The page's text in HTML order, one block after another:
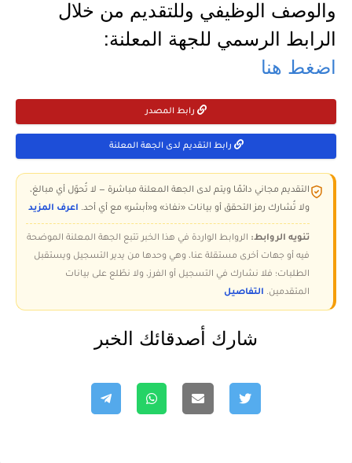
والوصف الوظيفي وللتقديم من خلال
الرابط الرسمي للجهة المعلنة:
اضغط هنا
رابط المصدر
رابط التقديم لدى الجهة المعلنة
التقديم مجاني دائمًا ويتم لدى الجهة المعلنة مباشرة — لا تُحوّل أي مبالغ،
ولا تُشارك رمز التحقق أو بيانات «نفاذ» و«أبشر» مع أي أحد. اعرف المزيد
تنويه الروابط: الروابط الواردة في هذا الخبر تتبع الجهة المعلنة الموضحة
فيه أو جهات أخرى مستقلة عنا، وهي وحدها من يدير التسجيل ويستقبل
الطلبات؛ فلا نشارك في التسجيل أو الفرز، ولا نطّلع على بيانات
المتقدمين. التفاصيل
شارك أصدقائك الخبر